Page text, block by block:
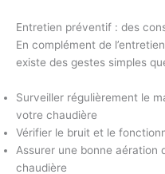
Entretien préventif : des
En complément de
existe des gestes simples
Surveiller régulièrement le
votre chaudière
Vérifier le bruit et le
Assurer une bonne aération
chaudière